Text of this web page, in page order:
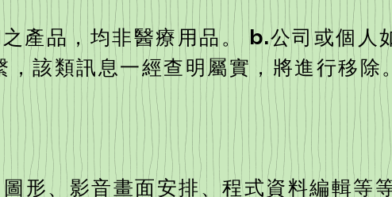
品，均非醫療用品。 b.公司或個人
該類訊息一經查明屬實，將進行移除
形、影音畫面安排、程式資料編輯等